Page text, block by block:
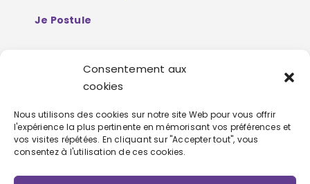
Consentement aux
cookies
Nous utilisons des cookies sur notre site Web pour vous offrir
l'expérience la plus pertinente en mémorisant vos préférences et
vos visites répétées. En cliquant sur "Accepter tout", vous
consentez à l'utilisation de ces cookies.
Je Postule
Mentions Légales
Politique De Protection De Données
Personnelles